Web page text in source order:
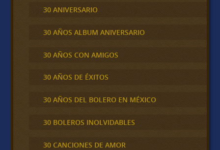
30 ANIVERSARIO
30 AÑOS ALBUM ANIVERSARIO
30 AÑOS CON AMIGOS
30 AÑOS DE ÉXITOS
30 AÑOS DEL BOLERO EN MÉXICO
30 BOLEROS INOLVIDABLES
30 CANCIONES DE AMOR